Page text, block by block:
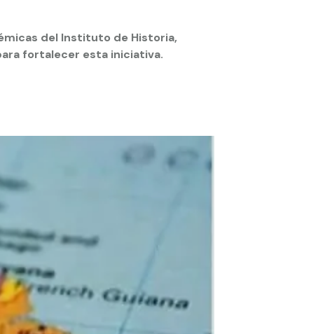
del Instituto de Historia,
fortalecer esta iniciativa.